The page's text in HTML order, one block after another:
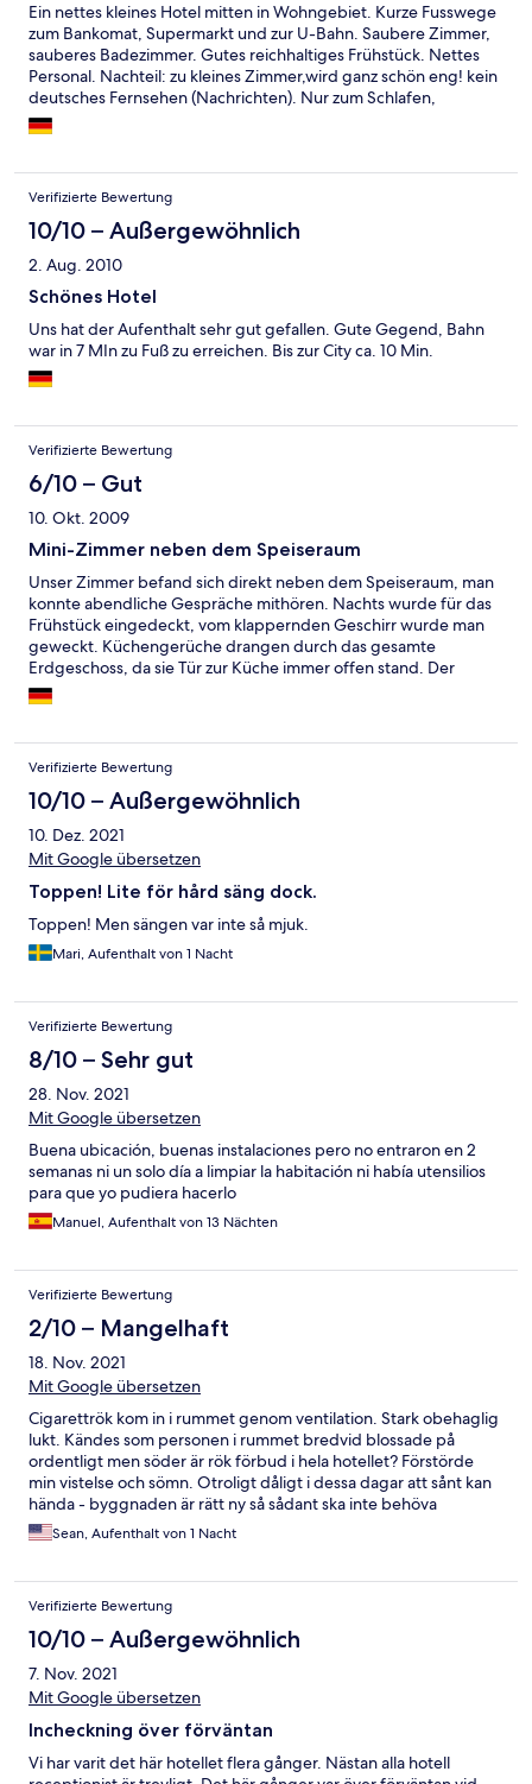
Ein nettes kleines Hotel mitten in Wohngebiet. Kurze Fusswege
zum Bankomat, Supermarkt und zur U-Bahn. Saubere Zimmer,
sauberes Badezimmer. Gutes reichhaltiges Frühstück. Nettes
Personal. Nachteil: zu kleines Zimmer,wird ganz schön eng! kein
deutsches Fernsehen (Nachrichten). Nur zum Schlafen,
jederzeit wieder !
Verifizierte Bewertung
10/10 – Außergewöhnlich
2. Aug. 2010
Schönes Hotel
Uns hat der Aufenthalt sehr gut gefallen. Gute Gegend, Bahn
war in 7 MIn zu Fuß zu erreichen. Bis zur City ca. 10 Min.
Verifizierte Bewertung
6/10 – Gut
10. Okt. 2009
Mini-Zimmer neben dem Speiseraum
Unser Zimmer befand sich direkt neben dem Speiseraum, man
konnte abendliche Gespräche mithören. Nachts wurde für das
Frühstück eingedeckt, vom klappernden Geschirr wurde man
geweckt. Küchengerüche drangen durch das gesamte
Erdgeschoss, da sie Tür zur Küche immer offen stand. Der
Frühstücksraum isz so klein, dass man bei guter Auslastung
kaum einen Platz findet. Die Sauberkeit ist in Ordnung, das
Verifizierte Bewertung
10/10 – Außergewöhnlich
10. Dez. 2021
Mit Google übersetzen
Toppen! Lite för hård säng dock.
Toppen! Men sängen var inte så mjuk.
Mari, Aufenthalt von 1 Nacht
Verifizierte Bewertung
8/10 – Sehr gut
28. Nov. 2021
Mit Google übersetzen
Buena ubicación, buenas instalaciones pero no entraron en 2
semanas ni un solo día a limpiar la habitación ni había utensilios
para que yo pudiera hacerlo
Manuel, Aufenthalt von 13 Nächten
Verifizierte Bewertung
2/10 – Mangelhaft
18. Nov. 2021
Mit Google übersetzen
Cigarettrök kom in i rummet genom ventilation. Stark obehaglig
lukt. Kändes som personen i rummet bredvid blossade på
ordentligt men söder är rök förbud i hela hotellet? Förstörde
min vistelse och sömn. Otroligt dåligt i dessa dagar att sånt kan
hända - byggnaden är rätt ny så sådant ska inte behöva
förekomma. De måste ha byggt fel.
Sean, Aufenthalt von 1 Nacht
Verifizierte Bewertung
10/10 – Außergewöhnlich
7. Nov. 2021
Mit Google übersetzen
Incheckning över förväntan
Vi har varit det här hotellet flera gånger. Nästan alla hotell